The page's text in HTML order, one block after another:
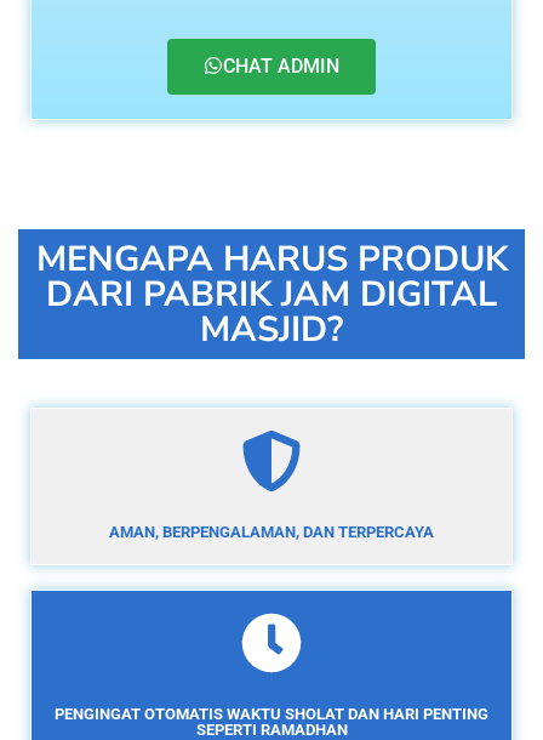
CHAT ADMIN
MENGAPA HARUS PRODUK
DARI PABRIK JAM DIGITAL
MASJID?
AMAN, BERPENGALAMAN, DAN TERPERCAYA
PENGINGAT OTOMATIS WAKTU SHOLAT DAN HARI PENTING
SEPERTI RAMADHAN